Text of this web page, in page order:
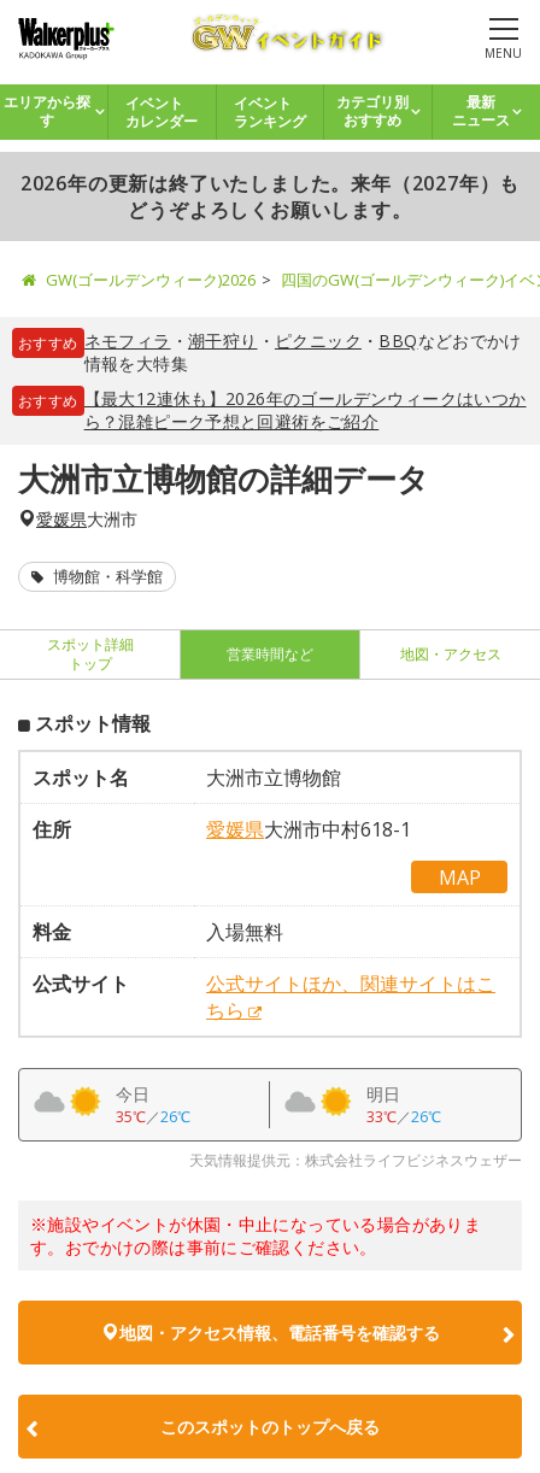
MENU
エリアから探
す
イベント
カレンダー
イベント
ランキング
カテゴリ別
おすすめ
最新
ニュース
2026年の更新は終了いたしました。来年（2027年）も
どうぞよろしくお願いします。
GW(ゴールデンウィーク)2026 四国のGW(ゴールデンウィーク)イ
おすすめ ネモフィラ ・ 潮干狩り ・ ピクニック ・ BBQなどおでかけ
情報を大特集
おすすめ
【最大12連休も】2026年のゴールデンウィークはいつか
ら？混雑ピーク予想と回避術をご紹介
大洲市立博物館の詳細データ
愛媛県大洲市
博物館・科学館
スポット詳細
トップ
営業時間など 地図・アクセス
スポット情報
スポット名
大洲市立博物館
住所
愛媛県大洲市中村618-1
MAP
料金
入場無料
公式サイト
公式サイトほか、関連サイトはこ
ちら
今日
35℃／26℃
明日
33℃／26℃
天気情報提供元：株式会社ライフビジネスウェザー
※施設やイベントが休園・中止になっている場合がありま
す。おでかけの際は事前にご確認ください。
地図・アクセス情報、電話番号を確認する
このスポットのトップへ戻る